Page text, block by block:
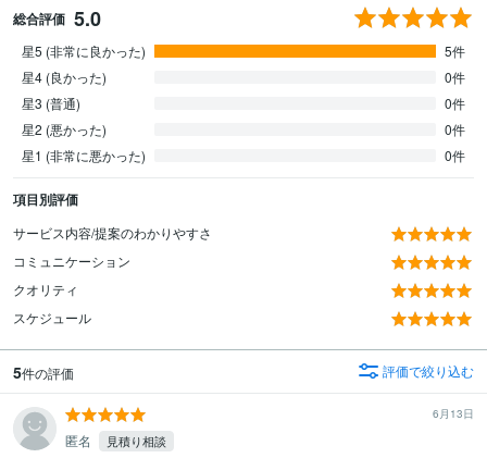
総合評価 5.0
星5 (非常に良かった)
5件
星4 (良かった)
0件
星3 (普通)
0件
星2 (悪かった)
0件
星1 (非常に悪かった)
0件
項目別評価
サービス内容/提案のわかりやすさ
コミュニケーション
クオリティ
スケジュール
5件の評価 評価で絞り込む
6月13日
匿名 見積り相談